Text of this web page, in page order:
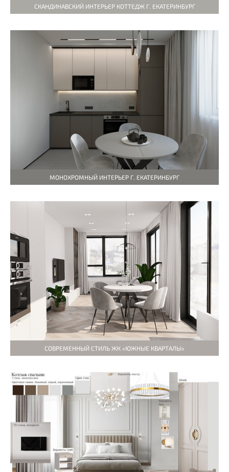
СКАНДИНАВСКИЙ ИНТЕРЬЕР КОТТЕДЖ Г. ЕКАТЕРИНБУРГ
МОНОХРОМНЫЙ ИНТЕРЬЕР Г. ЕКАТЕРИНБУРГ
СОВРЕМЕННЫЙ СТИЛЬ ЖК «ЮЖНЫЕ КВАРТАЛЫ»